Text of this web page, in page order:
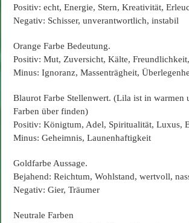
Positiv: echt, Energie, Stern, Kreativität,
Negativ: Schisser, unverantwortlich, instabil
Orange Farbe Bedeutung.
Positiv: Mut, Zuversicht, Kälte,
Minus: Ignoranz, Massenträgheit,
Blaurot Farbe Stellenwert. (Lila ist in warmen
Farben über finden)
Positiv: Königtum, Adel, Spiritualität, Luxus,
Minus: Geheimnis, Launenhaftigkeit
Goldfarbe Aussage.
Bejahend: Reichtum, Wohlstand, wertvoll,
Negativ: Gier, Träumer
Neutrale Farben